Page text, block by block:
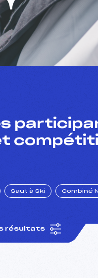
Saut à Ski Combiné
résultats